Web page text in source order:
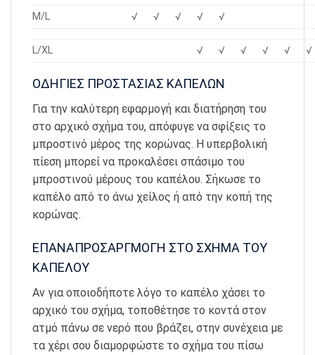
M/L √ √ √ √ √
L/XL √ √ √ √ √ √
ΟΔΗΓΙΕΣ ΠΡΟΣΤΑΣΙΑΣ ΚΑΠΕΛΩΝ
Για την καλύτερη εφαρμογή και διατήρηση του
στο αρχικό σχήμα του, απόφυγε να σφίξεις το
μπροστινό μέρος της κορώνας. Η υπερβολική
πίεση μπορεί να προκαλέσει σπάσιμο του
μπροστινού μέρους του καπέλου. Σήκωσε το
καπέλο από το άνω χείλος ή από την κοπή της
κορώνας.
ΕΠΑΝΑΠΡΟΣΑΡΓΜΟΓΗ ΣΤΟ ΣΧΗΜΑ ΤΟΥ
ΚΑΠΕΛΟΥ
Αν για οποιοδήποτε λόγο το καπέλο χάσει το
αρχικό του σχήμα, τοποθέτησε το κοντά στον
ατμό πάνω σε νερό που βράζει, στην συνέχεια με
τα χέρι σου διαμορφώστε το σχήμα του πίσω